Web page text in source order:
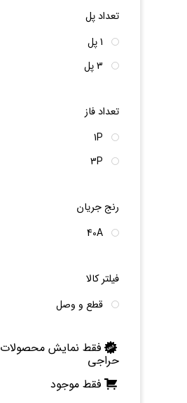
تعداد پل
1 پل
3 پل
تعداد فاز
1P
3P
رنج جریان
40A
فیلتر کالا
قطع و وصل
فقط نمایش محصولات
حراجی
فقط موجود